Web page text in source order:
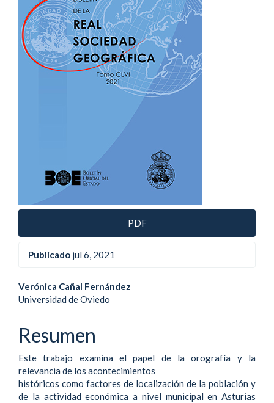
artículo
PDF
Publicado jul 6, 2021
Contenido
del
artículo
Verónica Cañal Fernández
Universidad de Oviedo
Resumen
Este trabajo examina el papel de la orografía y la
relevancia de los acontecimientos
históricos como factores de localización de la población y
de la actividad económica a nivel municipal en Asturias